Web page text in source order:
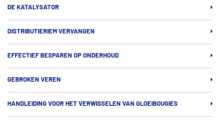
DE KATALYSATOR
DISTRIBUTIERIEM VERVANGEN
EFFECTIEF BESPAREN OP ONDERHOUD
GEBROKEN VEREN
HANDLEIDING VOOR HET VERWISSELEN VAN GLOEIBOUGIES